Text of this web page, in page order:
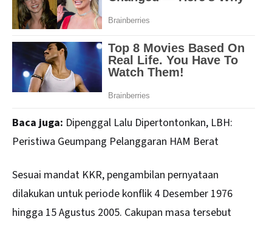
Baca juga: Dipenggal Lalu Dipertontonkan, LBH:
Peristiwa Geumpang Pelanggaran HAM Berat
Sesuai mandat KKR, pengambilan pernyataan
dilakukan untuk periode konflik 4 Desember 1976
hingga 15 Agustus 2005. Cakupan masa tersebut